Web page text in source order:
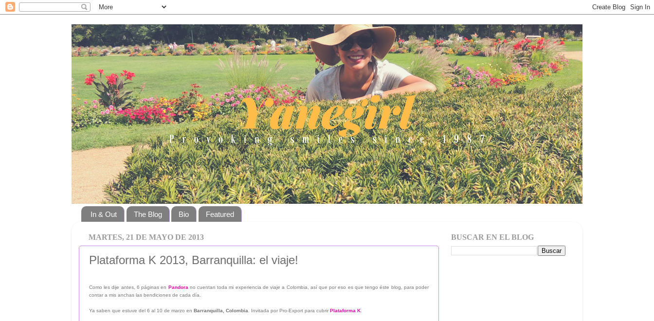
In & Out The Blog Bio Featured
MARTES, 21 DE MAYO DE 2013
Plataforma K 2013, Barranquilla: el viaje!
Como les dije antes, 6 páginas en Pandora no cuentan toda mi experiencia de viaje a Colombia, así que por eso es que tengo éste blog, para poder
contar a mis anchas las bendiciones de cada día.
Ya saben que estuve del 6 al 10 de marzo en Barranquilla, Colombia . Invitada por Pro-Export para cubrir Plataforma K
BUSCAR EN EL BLOG